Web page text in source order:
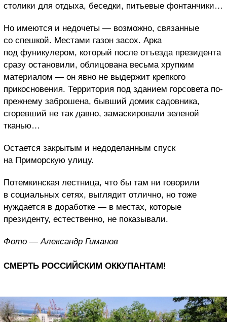
столики для отдыха, беседки, питьевые фонтанчики…
Но имеются и недочеты — возможно, связанные
со спешкой. Местами газон засох. Арка
под фуникулером, который после отъезда президента
сразу остановили, облицована весьма хрупким
материалом — он явно не выдержит крепкого
прикосновения. Территория под зданием горсовета по-
прежнему заброшена, бывший домик садовника,
сгоревший не так давно, замаскировали зеленой
тканью…
Остается закрытым и недоделанным спуск
на Приморскую улицу.
Потемкинская лестница, что бы там ни говорили
в социальных сетях, выглядит отлично, но тоже
нуждается в доработке — в местах, которые
президенту, естественно, не показывали.
Фото — Александр Гиманов
СМЕРТЬ РОССИЙСКИМ ОККУПАНТАМ!